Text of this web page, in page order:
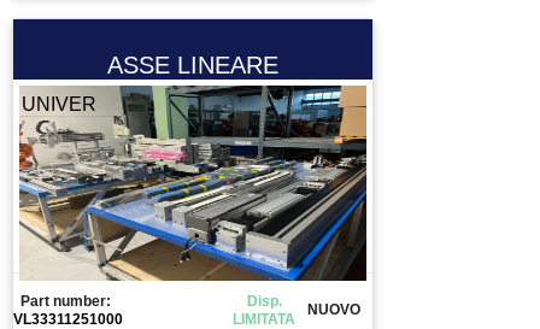
ASSE LINEARE
UNIVER
Part number:
VL33311251000
Disp.
LIMITATA
NUOVO